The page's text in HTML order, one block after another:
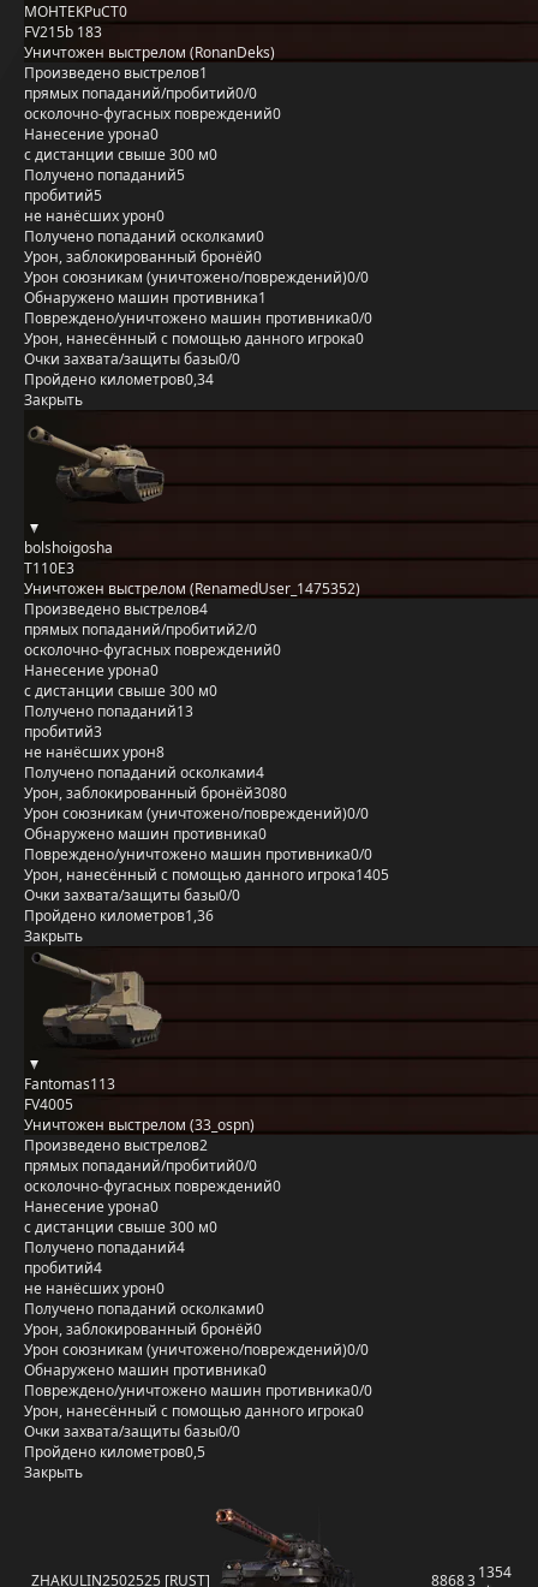
MOHTEKPuCT0
FV215b 183
Уничтожен выстрелом (RonanDeks)
Произведено выстрелов1
прямых попаданий/пробитий0/0
осколочно-фугасных повреждений0
Нанесение урона0
с дистанции свыше 300 м0
Получено попаданий5
пробитий5
не нанёсших урон0
Получено попаданий осколками0
Урон, заблокированный бронёй0
Урон союзникам (уничтожено/повреждений)0/0
Обнаружено машин противника1
Повреждено/уничтожено машин противника0/0
Урон, нанесённый с помощью данного игрока0
Очки захвата/защиты базы0/0
Пройдено километров0,34
Закрыть
bolshoigosha
T110E3
Уничтожен выстрелом (RenamedUser_1475352)
Произведено выстрелов4
прямых попаданий/пробитий2/0
осколочно-фугасных повреждений0
Нанесение урона0
с дистанции свыше 300 м0
Получено попаданий13
пробитий3
не нанёсших урон8
Получено попаданий осколками4
Урон, заблокированный бронёй3080
Урон союзникам (уничтожено/повреждений)0/0
Обнаружено машин противника0
Повреждено/уничтожено машин противника0/0
Урон, нанесённый с помощью данного игрока1405
Очки захвата/защиты базы0/0
Пройдено километров1,36
Закрыть
Fantomas113
FV4005
Уничтожен выстрелом (33_ospn)
Произведено выстрелов2
прямых попаданий/пробитий0/0
осколочно-фугасных повреждений0
Нанесение урона0
с дистанции свыше 300 м0
Получено попаданий4
пробитий4
не нанёсших урон0
Получено попаданий осколками0
Урон, заблокированный бронёй0
Урон союзникам (уничтожено/повреждений)0/0
Обнаружено машин противника0
Повреждено/уничтожено машин противника0/0
Урон, нанесённый с помощью данного игрока0
Очки захвата/защиты базы0/0
Пройдено километров0,5
Закрыть
ZHAKULIN2502525 [RUST] 886831354